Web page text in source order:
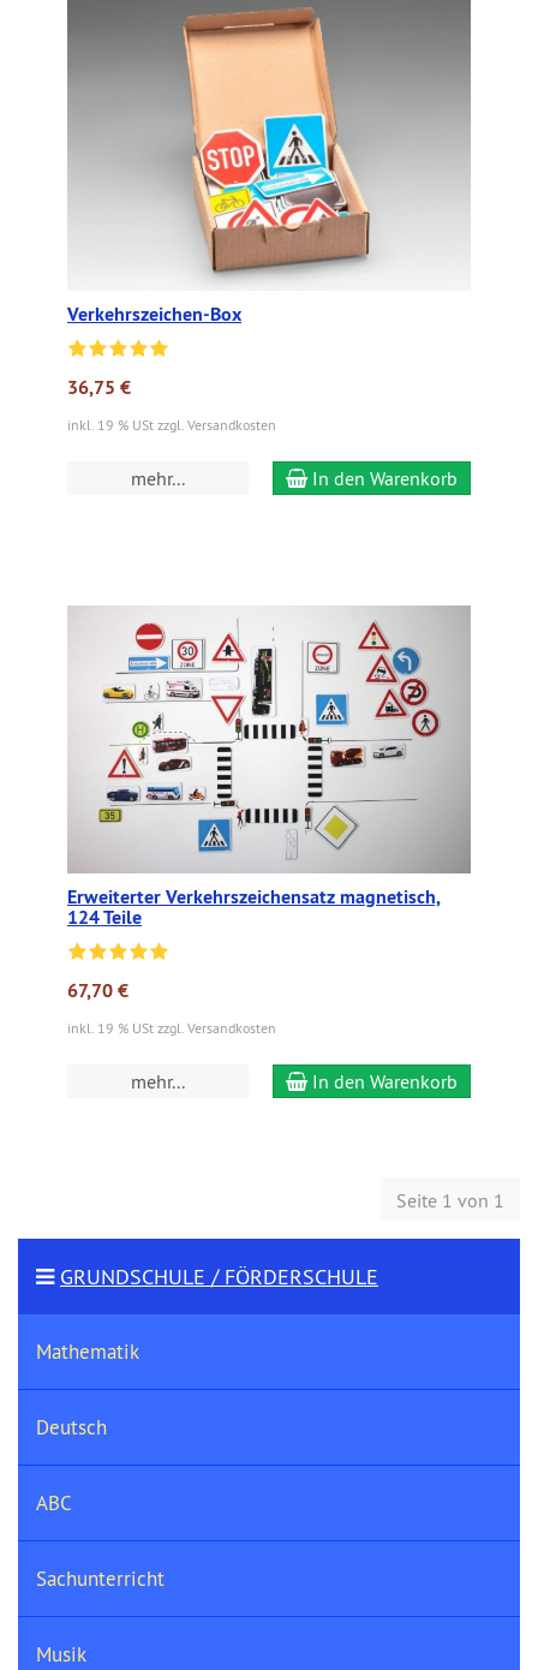
Verkehrszeichen-Box
36,75 €
inkl. 19 % USt zzgl. Versandkosten
mehr... In den Warenkorb
Erweiterter Verkehrszeichensatz magnetisch,
124 Teile
67,70 €
inkl. 19 % USt zzgl. Versandkosten
mehr... In den Warenkorb
Seite 1 von 1
GRUNDSCHULE / FÖRDERSCHULE
Mathematik
Deutsch
ABC
Sachunterricht
Musik